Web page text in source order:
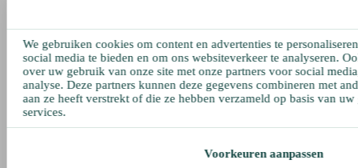
We gebruiken cookies om content en advertenties te
social media te bieden en om ons websiteverkeer te analyseren.
over uw gebruik van onze site met onze partners voor social
analyse. Deze partners kunnen deze gegevens combineren met
aan ze heeft verstrekt of die ze hebben verzameld op basis van
services.
Voorkeuren aanpassen